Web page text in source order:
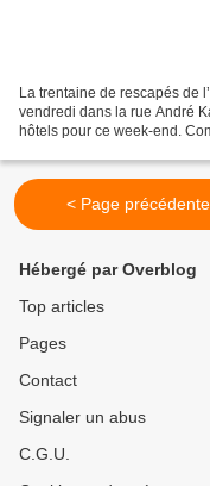
La trentaine de rescapés de
vendredi dans la rue André
hôtels pour ce week-end.
< Page précédente
Hébergé par Overblog
Top articles
Pages
Contact
Signaler un abus
C.G.U.